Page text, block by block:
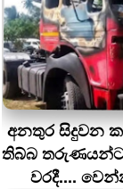
අනතුර සිදුවන
තිබ්බ
වරදී....